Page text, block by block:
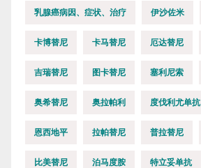
乳腺癌病因、症状、治疗 伊沙佐米
卡博替尼 卡马替尼 厄达替尼
吉瑞替尼 图卡替尼 塞利尼索
奥希替尼 奥拉帕利 度伐利尤单抗
恩西地平 拉帕替尼 普拉替尼
比美替尼 泊马度胺 特立妥单抗